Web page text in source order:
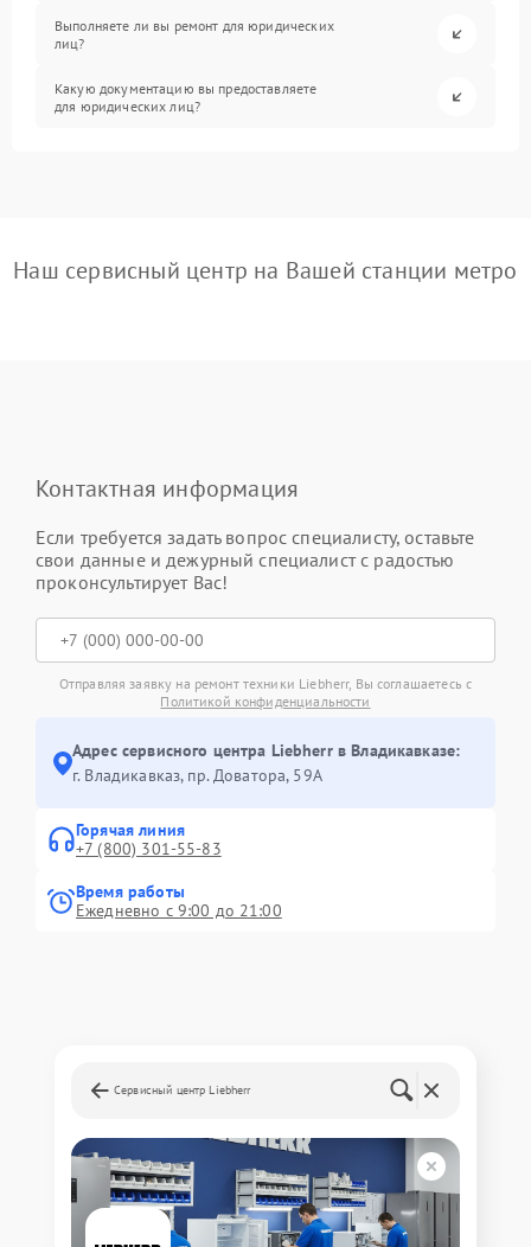
Выполняете ли вы ремонт для юридических
лиц?
Какую документацию вы предоставляете
для юридических лиц?
Наш сервисный центр на Вашей станции метро
Контактная информация
Если требуется задать вопрос специалисту, оставьте
свои данные и дежурный специалист с радостью
проконсультирует Вас!
Отправляя заявку на ремонт техники Liebherr, Вы соглашаетесь с
Политикой конфиденциальности
Адрес сервисного центра Liebherr в Владикавказе:
г. Владикавказ, пр. Доватора, 59А
Горячая линия
+7 (800) 301-55-83
Время работы
Ежедневно с 9:00 до 21:00
Сервисный центр Liebherr